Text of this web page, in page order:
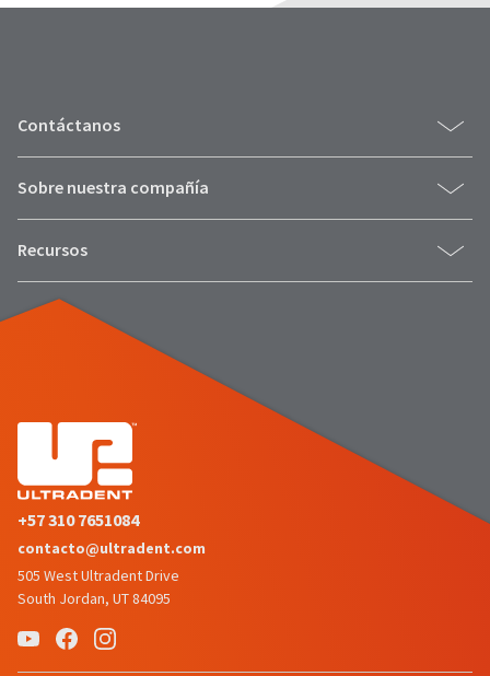
Contáctanos
Sobre nuestra compañía
Recursos
+57 310 7651084
contacto@ultradent.com
505 West Ultradent Drive
South Jordan, UT 84095